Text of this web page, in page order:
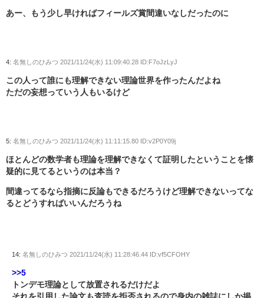
あー、もう少し早ければフィールズ賞間違いなしだったのに
4: 名無しのひみつ 2021/11/24(水) 11:09:40.28 ID:F7oJzLyJ
この人って誰にも理解できない理論世界を作ったんだよね
ただの妄想っていう人もいるけど
5: 名無しのひみつ 2021/11/24(水) 11:11:15.80 ID:v2P0Y09j
ほとんどの数学者も理論を理解できなくて証明したということを懐
疑的に見てるというのは本当？
間違ってるなら指摘に反論もできるだろうけど理解できないってな
るとどうすればいいんだろうね
14: 名無しのひみつ 2021/11/24(水) 11:28:46.44 ID:vf5CFOHY
>>5
トンデモ理論として放置されるだけだよ
それを引用した論文も査読を拒否されるので身内の雑誌にしか掲